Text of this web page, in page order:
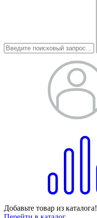
Добавьте товар из каталога!